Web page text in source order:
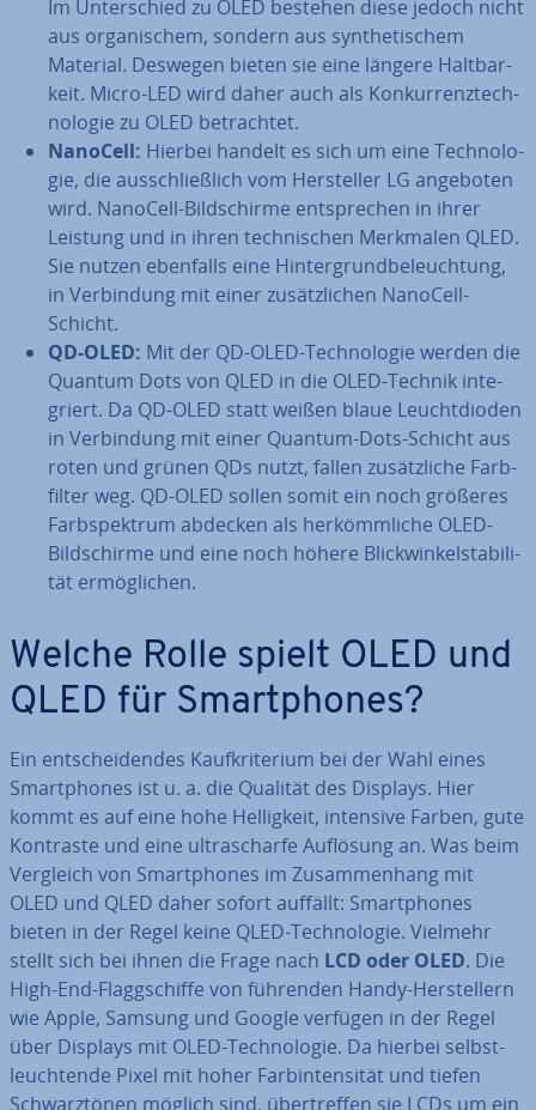
Im Un­ter­schied zu OLED bestehen diese jedoch nicht
aus or­ga­ni­schem, sondern aus syn­the­ti­schem
Material. Deswegen bieten sie eine längere Halt­bar­
keit. Micro-LED wird daher auch als Kon­kur­renz­tech­
no­lo­gie zu OLED be­trach­tet.
NanoCell: Hierbei handelt es sich um eine Tech­no­lo­
gie, die aus­schließ­lich vom Her­stel­ler LG angeboten
wird. NanoCell-Bild­schir­me ent­spre­chen in ihrer
Leistung und in ihren tech­ni­schen Merkmalen QLED.
Sie nutzen ebenfalls eine Hin­ter­grund­be­leuch­tung,
in Ver­bin­dung mit einer zu­sätz­li­chen NanoCell-
Schicht.
QD-OLED: Mit der QD-OLED-Tech­no­lo­gie werden die
Quantum Dots von QLED in die OLED-Technik in­te­
griert. Da QD-OLED statt weißen blaue Leucht­di­oden
in Ver­bin­dung mit einer Quantum-Dots-Schicht aus
roten und grünen QDs nutzt, fallen zu­sätz­li­che Farb­
fil­ter weg. QD-OLED sollen somit ein noch größeres
Farb­spek­trum abdecken als her­kömm­li­che OLED-
Bild­schir­me und eine noch höhere Blick­win­kel­sta­bi­li­
tät er­mög­li­chen.
Welche Rolle spielt OLED und
QLED für Smart­phones?
Ein ent­schei­den­des Kauf­kri­te­ri­um bei der Wahl eines
Smart­phones ist u. a. die Qualität des Displays. Hier
kommt es auf eine hohe Hel­lig­keit, intensive Farben, gute
Kontraste und eine ul­tra­schar­fe Auflösung an. Was beim
Vergleich von Smart­phones im Zu­sam­men­hang mit
OLED und QLED daher sofort auffällt: Smart­phones
bieten in der Regel keine QLED-Tech­no­lo­gie. Vielmehr
stellt sich bei ihnen die Frage nach LCD oder OLED. Die
High-End-Flagg­schif­fe von führenden Handy-Her­stel­lern
wie Apple, Samsung und Google verfügen in der Regel
über Displays mit OLED-Tech­no­lo­gie. Da hierbei selbst­
leuch­ten­de Pixel mit hoher Farb­in­ten­si­tät und tiefen
Schwarz­tö­nen möglich sind, über­tref­fen sie LCDs um ein